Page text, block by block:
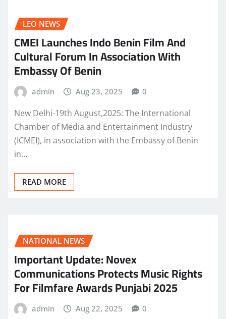
LEO NEWS
CMEI Launches Indo Benin Film And
Cultural Forum In Association With
Embassy Of Benin
admin Aug 23, 2025 0
New Delhi-19th August,2025: The International
Chamber of Media and Entertainment Industry
(ICMEI), in association with the Embassy of Benin
in…
READ MORE
NATIONAL NEWS
Important Update: Novex
Communications Protects Music Rights
For Filmfare Awards Punjabi 2025
admin Aug 22, 2025 0